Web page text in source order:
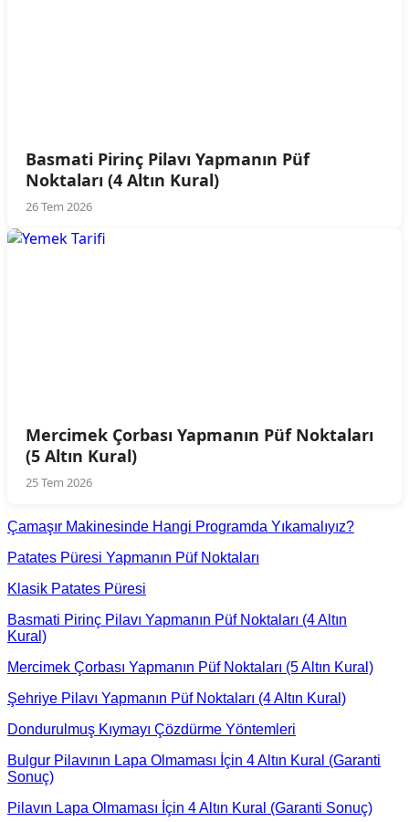
Basmati Pirinç Pilavı Yapmanın Püf
Noktaları (4 Altın Kural)
26 Tem 2026
Mercimek Çorbası Yapmanın Püf Noktaları
(5 Altın Kural)
25 Tem 2026
Çamaşır Makinesinde Hangi Programda Yıkamalıyız?
Patates Püresi Yapmanın Püf Noktaları
Klasik Patates Püresi
Basmati Pirinç Pilavı Yapmanın Püf Noktaları (4 Altın
Kural)
Mercimek Çorbası Yapmanın Püf Noktaları (5 Altın Kural)
Şehriye Pilavı Yapmanın Püf Noktaları (4 Altın Kural)
Dondurulmuş Kıymayı Çözdürme Yöntemleri
Bulgur Pilavının Lapa Olmaması İçin 4 Altın Kural (Garanti
Sonuç)
Pilavın Lapa Olmaması İçin 4 Altın Kural (Garanti Sonuç)